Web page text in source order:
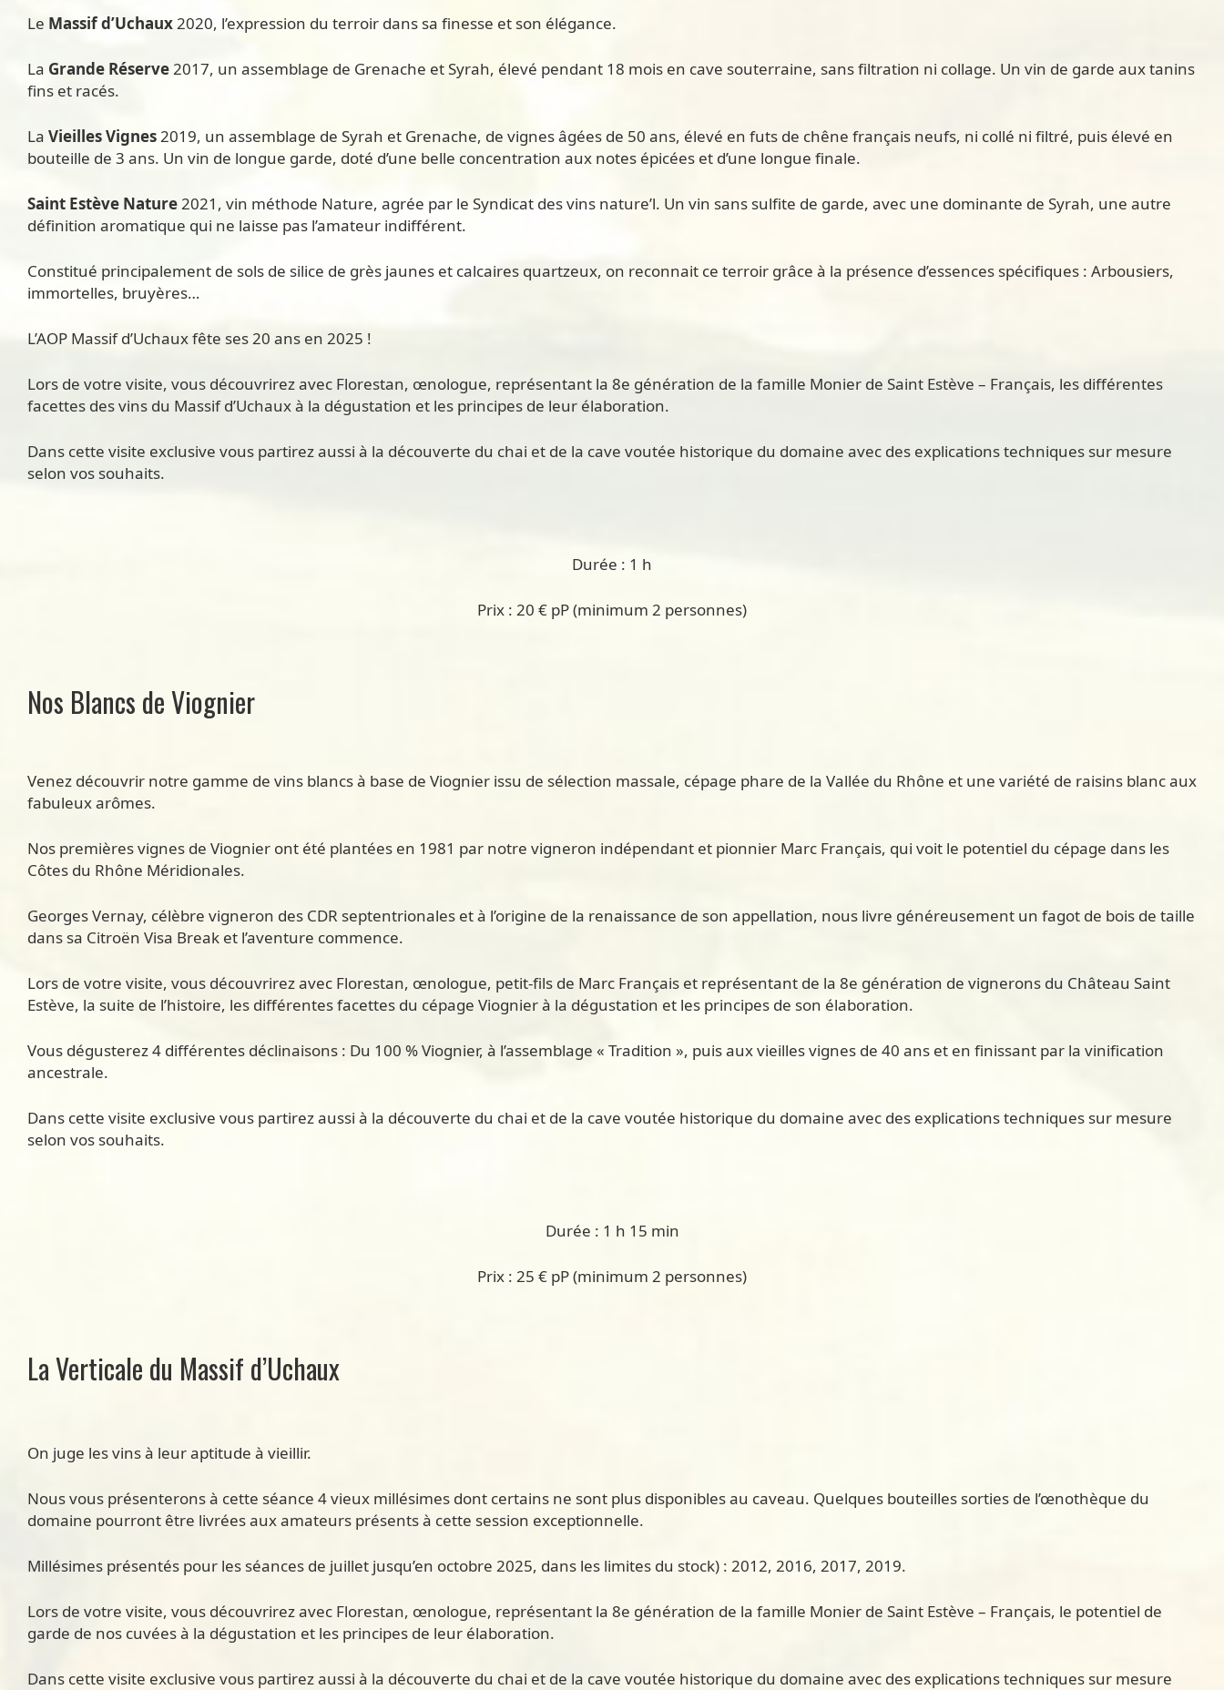
Le Massif d’Uchaux 2020, l’expression du terroir dans sa finesse et son élégance.
La Grande Réserve 2017, un assemblage de Grenache et Syrah, élevé pendant 18 mois en cave souterraine, sans filtration ni collage. Un vin de garde aux tanins
fins et racés.
La Vieilles Vignes 2019, un assemblage de Syrah et Grenache, de vignes âgées de 50 ans, élevé en futs de chêne français neufs, ni collé ni filtré, puis élevé en
bouteille de 3 ans. Un vin de longue garde, doté d’une belle concentration aux notes épicées et d’une longue finale.
Saint Estève Nature 2021, vin méthode Nature, agrée par le Syndicat des vins nature’l. Un vin sans sulfite de garde, avec une dominante de Syrah, une autre
définition aromatique qui ne laisse pas l’amateur indifférent.
Constitué principalement de sols de silice de grès jaunes et calcaires quartzeux, on reconnait ce terroir grâce à la présence d’essences spécifiques : Arbousiers,
immortelles, bruyères…
L’AOP Massif d’Uchaux fête ses 20 ans en 2025 !
Lors de votre visite, vous découvrirez avec Florestan, œnologue, représentant la 8e génération de la famille Monier de Saint Estève – Français, les différentes
facettes des vins du Massif d’Uchaux à la dégustation et les principes de leur élaboration.
Dans cette visite exclusive vous partirez aussi à la découverte du chai et de la cave voutée historique du domaine avec des explications techniques sur mesure
selon vos souhaits.
Durée : 1 h
Prix : 20 € pP (minimum 2 personnes)
Nos Blancs de Viognier
Venez découvrir notre gamme de vins blancs à base de Viognier issu de sélection massale, cépage phare de la Vallée du Rhône et une variété de raisins blanc aux
fabuleux arômes.
Nos premières vignes de Viognier ont été plantées en 1981 par notre vigneron indépendant et pionnier Marc Français, qui voit le potentiel du cépage dans les
Côtes du Rhône Méridionales.
Georges Vernay, célèbre vigneron des CDR septentrionales et à l’origine de la renaissance de son appellation, nous livre généreusement un fagot de bois de taille
dans sa Citroën Visa Break et l’aventure commence.
Lors de votre visite, vous découvrirez avec Florestan, œnologue, petit-fils de Marc Français et représentant de la 8e génération de vignerons du Château Saint
Estève, la suite de l’histoire, les différentes facettes du cépage Viognier à la dégustation et les principes de son élaboration.
Vous dégusterez 4 différentes déclinaisons : Du 100 % Viognier, à l’assemblage « Tradition », puis aux vieilles vignes de 40 ans et en finissant par la vinification
ancestrale.
Dans cette visite exclusive vous partirez aussi à la découverte du chai et de la cave voutée historique du domaine avec des explications techniques sur mesure
selon vos souhaits.
Durée : 1 h 15 min
Prix : 25 € pP (minimum 2 personnes)
La Verticale du Massif d’Uchaux
On juge les vins à leur aptitude à vieillir.
Nous vous présenterons à cette séance 4 vieux millésimes dont certains ne sont plus disponibles au caveau. Quelques bouteilles sorties de l’œnothèque du
domaine pourront être livrées aux amateurs présents à cette session exceptionnelle.
Millésimes présentés pour les séances de juillet jusqu’en octobre 2025, dans les limites du stock) : 2012, 2016, 2017, 2019.
Lors de votre visite, vous découvrirez avec Florestan, œnologue, représentant la 8e génération de la famille Monier de Saint Estève – Français, le potentiel de
garde de nos cuvées à la dégustation et les principes de leur élaboration.
Dans cette visite exclusive vous partirez aussi à la découverte du chai et de la cave voutée historique du domaine avec des explications techniques sur mesure